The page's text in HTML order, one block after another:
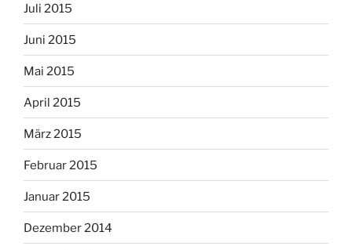
Juli 2015
Juni 2015
Mai 2015
April 2015
März 2015
Februar 2015
Januar 2015
Dezember 2014